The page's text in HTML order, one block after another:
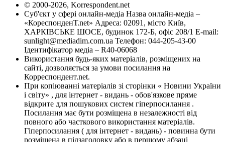
© 2000-2026, Korrespondent.net
Суб'єкт у сфері онлайн-медіа Назва онлайн-медіа –
«КореспонденТ.net» Адреса: 02091, місто Київ,
ХАРКІВСЬКЕ ШОСЕ, будинок 172-Б, офіс 208/1 E-mail:
sunlight@mediadim.com.ua Телефон: 044-205-43-00
Ідентифікатор медіа – R40-06068
Використання будь-яких матеріалів, розміщених на
сайті, дозволяється за умови посилання на
Корреспондент.net.
При копіюванні матеріалів зі сторінки « Новини України
і світу» , для інтернет - видань - обов'язкове пряме
відкрите для пошукових систем гіперпосилання .
Посилання має бути розміщена в незалежності від
повного або часткового використання матеріалів.
Гіперпосилання ( для інтернет - видань) - повинна бути
розміщена в підзаголовку або в першому абзаці